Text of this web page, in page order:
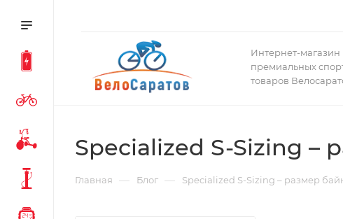
Интернет-магазин
премиальных
товаров
Specialized S-Sizing –
Главная — Блог — Specialized S-Sizing – размер